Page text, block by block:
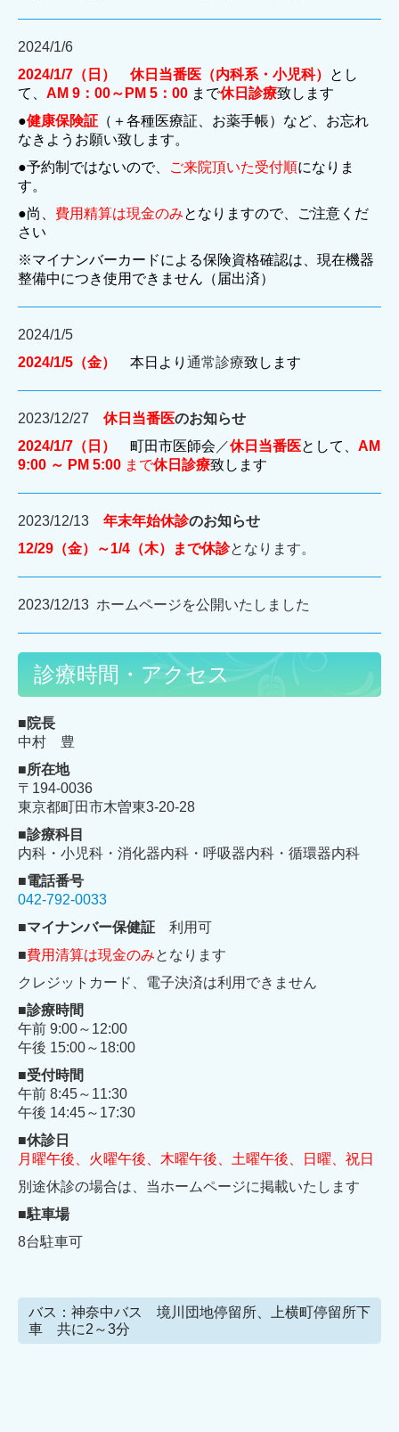
2024/1/6
2024/1/7（日） 休日当番医（内科系・小児科）
とし
て、 AM 9：00～PM 5：00 まで休日診療致します
●健康保険証 （＋各種医療証、お薬手帳）など、お忘れ
なきようお願い致します。
●予約制ではないので、
ご来院頂いた受付順になりま
す。
●尚、 費用精算は現金のみとなりますので、ご注意くだ
さい
※マイナンバーカードによる保険資格確認は、現在機器
整備中につき使用できません（届出済）
2024/1/5
2024/1/5（金） 本日より 通常診療致します
2023/12/27 休日当番医のお知らせ
2024/1/7（日）
町田市医師会 ／休日当番医として、 AM
9:00 ～ PM 5:00 まで休日診療致します
2023/12/13 年末年始休診のお知らせ
12/29（金）～1/4（木）まで休診となります。
2023/12/13 ホームページを公開いたしました
診療時間・アクセス
■院長
中村 豊
■所在地
〒194-0036
東京都町田市木曽東3-20-28
■診療科目
内科・小児科・消化器内科・呼吸器内科・循環器内科
■電話番号
042-792-0033
■マイナンバー保健証 利用可
■費用清算は現金のみとなります
クレジットカード、電子決済は利用できません
■診療時間
午前 9:00～12:00
午後 15:00～18:00
■受付時間
午前 8:45～11:30
午後 14:45～17:30
■休診日
月曜午後、火曜午後、木曜午後、土曜午後、日曜、祝日
別途休診の場合は、当ホームページに掲載いたします
■駐車場
8台駐車可
バス：神奈中バス 境川団地停留所、上横町停留所下
車 共に2～3分